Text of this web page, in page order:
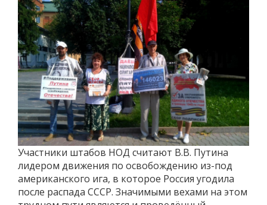
Участники штабов НОД считают В.В. Путина
лидером движения по освобождению из-под
американского ига, в которое Россия угодила
после распада СССР. Значимыми вехами на этом